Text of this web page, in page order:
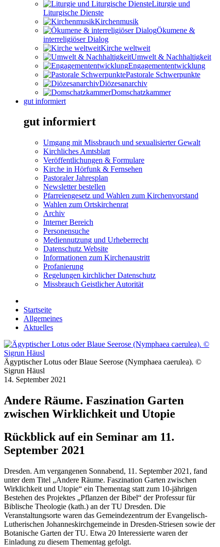
Liturgie und
Liturgische Dienste
Kirchenmusik
Ökumene &
interreligiöser Dialog
Kirche weltweit
Umwelt & Nachhaltigkeit
Engagemententwicklung
Pastorale Schwerpunkte
Diözesanarchiv
Domschatzkammer
gut informiert
gut informiert
Umgang mit Missbrauch und sexualisierter Gewalt
Kirchliches Amtsblatt
Veröffentlichungen & Formulare
Kirche in Hörfunk & Fernsehen
Pastoraler Jahresplan
Newsletter bestellen
Pfarreiengesetz und Wahlen zum Kirchenvorstand
Wahlen zum Ortskirchenrat
Archiv
Interner Bereich
Personensuche
Mediennutzung und Urheberrecht
Datenschutz Website
Informationen zum Kirchenaustritt
Profanierung
Regelungen kirchlicher Datenschutz
Missbrauch Geistlicher Autorität
Startseite
Allgemeines
Aktuelles
Ägyptischer Lotus oder Blaue Seerose (Nymphaea caerulea). ©
Sigrun Häusl
14. September 2021
Andere Räume. Faszination Garten
zwischen Wirklichkeit und Utopie
Rückblick auf ein Seminar am 11.
September 2021
Dresden. Am vergangenen Sonnabend, 11. September 2021, fand
unter dem Titel „Andere Räume. Faszination Garten zwischen
Wirklichkeit und Utopie“ ein Thementag statt zum 10-jährigen
Bestehen des Projektes „Pflanzen der Bibel“ der Professur für
Biblische Theologie (kath.) an der TU Dresden. Die
Veranstaltungsorte waren das Gemeindezentrum der Evangelisch-
Lutherischen Johanneskirchgemeinde in Dresden-Striesen sowie der
Botanische Garten der TU. Etwa 20 Interessierte waren der
Einladung zu diesem Thementag gefolgt.